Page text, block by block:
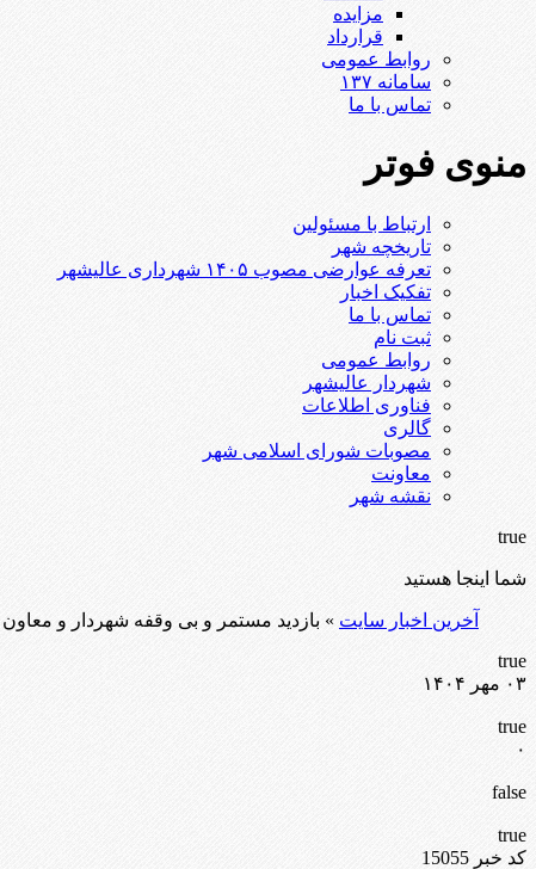
مزایده
قرارداد
روابط عمومی
سامانه ۱۳۷
تماس با ما
منوی فوتر
ارتباط با مسئولین
تاریخچه شهر
تعرفه عوارضی مصوب ۱۴۰۵ شهرداری عالیشهر
تفکیک اخبار
تماس با ما
ثبت نام
روابط عمومی
شهردار عالیشهر
فناوری اطلاعات
گالری
مصوبات شورای اسلامی شهر
معاونت
نقشه شهر
true
شما اینجا هستید
آخرین اخبار سایت » بازدید مستمر و بی وقفه شهردار و
true
۰۳ مهر ۱۴۰۴
true
۰
false
true
کد خبر 15055